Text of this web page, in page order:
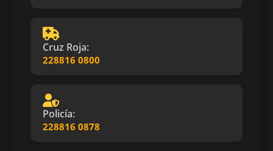
Cruz Roja:
228816 0800
Policía:
228816 0878